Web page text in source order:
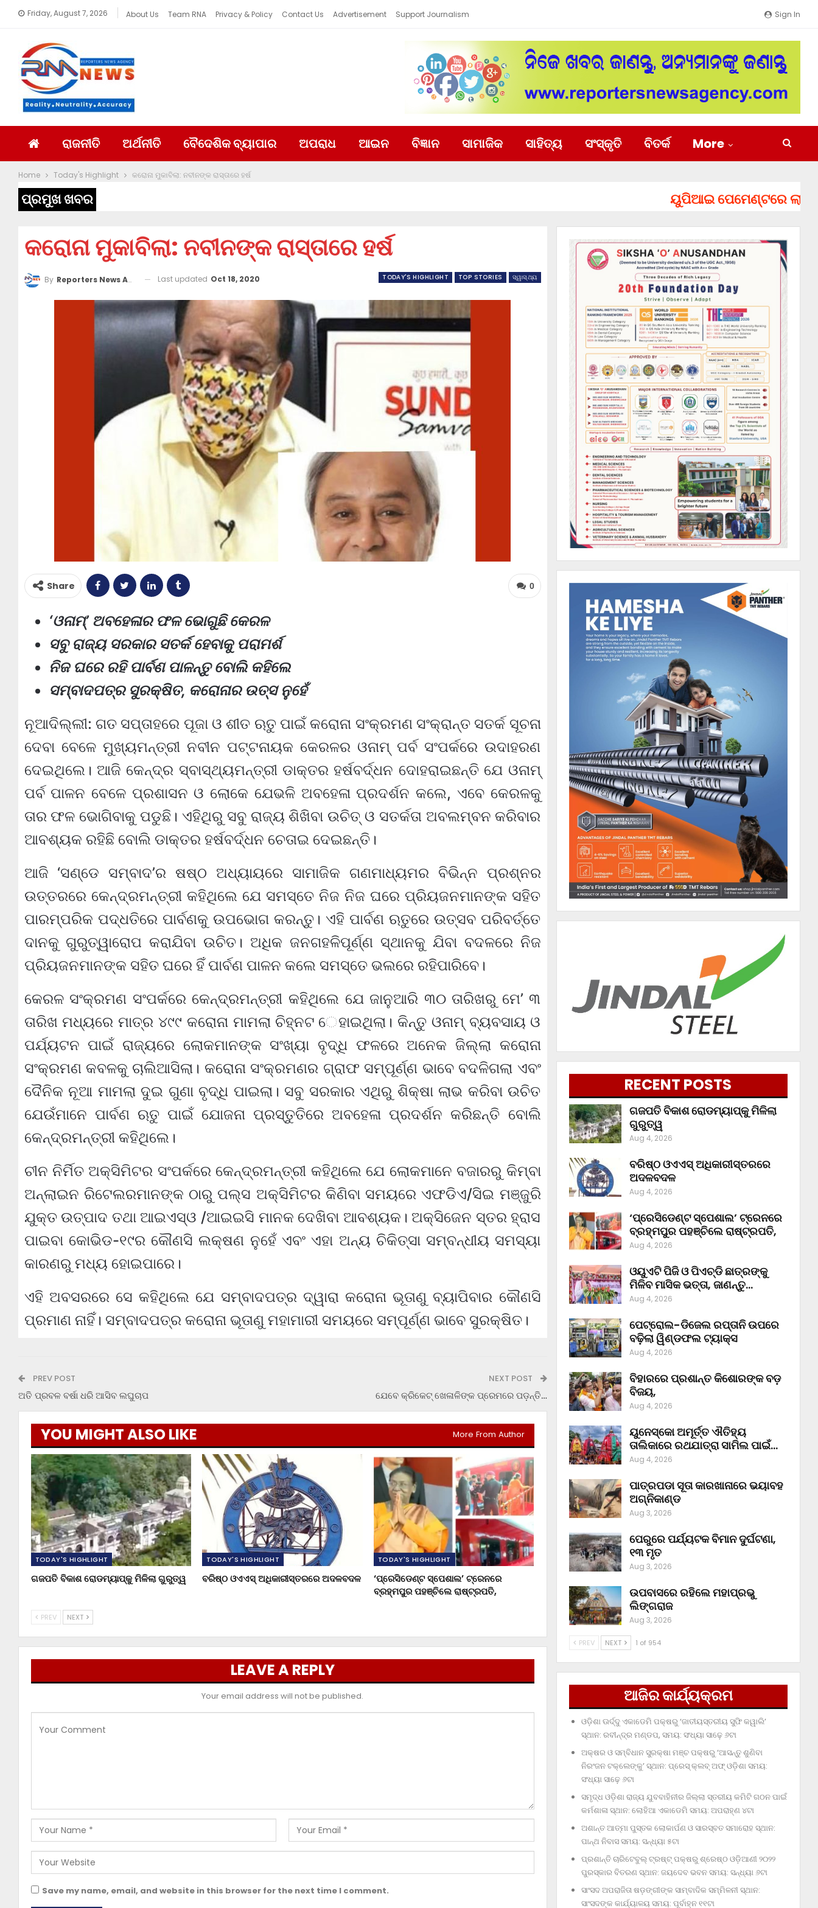
Sign In
Friday, August 7, 2026 About Us Team RNA Privacy & Policy Contact Us Advertisement Support Journalism
ରାଜନୀତି ଅର୍ଥନୀତି ବୈଦେଶିକ ବ୍ୟାପାର ଅପରାଧ ଆଇନ ବିଜ୍ଞାନ ସାମାଜିକ ସାହିତ୍ୟ ସଂସ୍କୃତି ବିତର୍କ More
Home Today's Highlight କରୋନା ମୁକାବିଲା: ନବୀନଙ୍କ ରାସ୍ତାରେ ହର୍ଷ
ପ୍ରମୁଖ ଖବର ୟୁପିଆଇ ପେମେଣ୍ଟରେ ଲାଗିପାରେ
କରୋନା ମୁକାବିଲା: ନବୀନଙ୍କ ରାସ୍ତାରେ ହର୍ଷ
TODAY'S HIGHLIGHT TOP STORIES ସ୍ୱାସ୍ଥ୍ୟ
By Reporters News Agency Last updated Oct 18, 2020
0
Share
‘ଓନାମ୍‌’ ଅବହେଳାର ଫଳ ଭୋଗୁଛି କେରଳ
ସବୁ ରାଜ୍ୟ ସରକାର ସତର୍କ ହେବାକୁ ପରାମର୍ଶ
ନିଜ ଘରେ ରହି ପାର୍ବଣ ପାଳନ୍ତୁ ବୋଲି କହିଲେ
ସମ୍ବାଦପତ୍ର ସୁରକ୍ଷିତ, କରୋନାର ଉତ୍ସ ନୁହେଁ
ନୂଆଦିଲ୍ଲୀ: ଗତ ସପ୍ତାହରେ ପୂଜା ଓ ଶୀତ ଋତୁ ପାଇଁ କରୋନା ସଂକ୍ରମଣ ସଂକ୍ରାନ୍ତ ସତର୍କ ସୂଚନା
ଦେବା ବେଳେ ମୁଖ୍ୟମନ୍ତ୍ରୀ ନବୀନ ପଟ୍ଟନାୟକ କେରଳର ଓନାମ୍ ପର୍ବ ସଂପର୍କରେ ଉଦାହରଣ
ଦେଇଥିଲେ। ଆଜି କେନ୍ଦ୍ର ସ୍ବାସ୍ଥ୍ୟମନ୍ତ୍ରୀ ଡାକ୍ତର ହର୍ଷବର୍ଦ୍ଧନ ଦୋହରାଇଛନ୍ତି ଯେ ଓନାମ୍
ପର୍ବ ପାଳନ ବେଳେ ପ୍ରଶାସନ ଓ ଲୋକେ ଯେଭଳି ଅବହେଳା ପ୍ରଦର୍ଶନ କଲେ, ଏବେ କେରଳକୁ
ତାର ଫଳ ଭୋଗିବାକୁ ପଡୁଛି। ଏହିଥିରୁ ସବୁ ରାଜ୍ୟ ଶିଖିବା ଉଚିତ୍ ଓ ସତର୍କତା ଅବଲମ୍ବନ କରିବାର
ଆବଶ୍ୟକ ରହିଛି ବୋଲି ଡାକ୍ତର ହର୍ଷବର୍ଦ୍ଧନ ଚେତାଇ ଦେଇଛନ୍ତି।
ଆଜି ‘ସଣ୍ଡେ ସମ୍ବାଦ’ର ଷଷ୍ଠ ଅଧ୍ୟାୟରେ ସାମାଜିକ ଗଣମାଧ୍ୟମର ବିଭିନ୍ନ ପ୍ରଶ୍ନର
ଉତ୍ତରରେ କେନ୍ଦ୍ରମନ୍ତ୍ରୀ କହିଥିଲେ ଯେ ସମସ୍ତେ ନିଜ ନିଜ ଘରେ ପ୍ରିୟଜନମାନଙ୍କ ସହିତ
ପାରମ୍ପରିକ ପଦ୍ଧତିରେ ପାର୍ବଣକୁ ଉପଭୋଗ କରନ୍ତୁ। ଏହି ପାର୍ବଣ ଋତୁରେ ଉତ୍ସବ ପରିବର୍ତ୍ତେ
ଦାନକୁ ଗୁରୁତ୍ୱାରୋପ କରାଯିବା ଉଚିତ। ଅଧିକ ଜନଗହଳିପୂର୍ଣ୍ଣ ସ୍ଥାନକୁ ଯିବା ବଦଳରେ ନିଜ
ପ୍ରିୟଜନମାନଙ୍କ ସହିତ ଘରେ ହିଁ ପାର୍ବଣ ପାଳନ କଲେ ସମସ୍ତେ ଭଲରେ ରହିପାରିବେ।
କେରଳ ସଂକ୍ରମଣ ସଂପର୍କରେ କେନ୍ଦ୍ରମନ୍ତ୍ରୀ କହିଥିଲେ ଯେ ଜାନୁଆରି ୩୦ ତାରିଖରୁ ମେ’ ୩
ତାରିଖ ମଧ୍ୟରେ ମାତ୍ର ୪୯୯ କରୋନା ମାମଲା ଚିହ୍ନଟ େହାଇଥିଲା। କିନ୍ତୁ ଓନାମ୍‌ ବ୍ୟବସାୟ ଓ
ପର୍ଯ୍ୟଟନ ପାଇଁ ରାଜ୍ୟରେ ଲୋକମାନଙ୍କ ସଂଖ୍ୟା ବୃଦ୍ଧି ଫଳରେ ଅନେକ ଜିଲ୍ଲା କରୋନା
ସଂକ୍ରମଣ କବଳକୁ ଚାଲିଆସିଲା। କରୋନା ସଂକ୍ରମଣର ଗ୍ରାଫ ସମ୍ପୂର୍ଣ୍ଣ ଭାବେ ବଦଳିଗଲା ଏବଂ
ଦୈନିକ ନୂଆ ମାମଲା ଦୁଇ ଗୁଣା ବୃଦ୍ଧି ପାଇଲା। ସବୁ ସରକାର ଏଥିରୁ ଶିକ୍ଷା ଲାଭ କରିବା ଉଚିତ
ଯେଉଁମାନେ ପାର୍ବଣ ଋତୁ ପାଇଁ ଯୋଜନା ପ୍ରସ୍ତୁତିରେ ଅବହେଳା ପ୍ରଦର୍ଶନ କରିଛନ୍ତି ବୋଲି
କେନ୍ଦ୍ରମନ୍ତ୍ରୀ କହିଥିଲେ।
ଚୀନ ନିର୍ମିତ ଅକ୍ସିମିଟର ସଂପର୍କରେ କେନ୍ଦ୍ରମନ୍ତ୍ରୀ କହିଥିଲେ ଯେ ଲୋକମାନେ ବଜାରରୁ କିମ୍ବା
ଅନ୍‌ଲାଇନ ରିଟେଲରମାନଙ୍କ ଠାରୁ ପଲ୍ସ ଅକ୍ସିମିଟର କିଣିବା ସମୟରେ ଏଫଡିଏ/ସିଇ ମଞ୍ଜୁରି
ଯୁକ୍ତ ଉତ୍ପାଦ ତଥା ଆଇଏସ୍‌ଓ /ଆଇଇସି ମାନକ ଦେଖିବା ଆବଶ୍ୟକ। ଅକ୍ସିଜେନ ସ୍ତର ହ୍ରାସ
ପାଇବା କୋଭିଡ-୧୯ର କୌଣସି ଲକ୍ଷଣ ନୁହେଁ ଏବଂ ଏହା ଅନ୍ୟ ଚିକିତ୍ସା ସମ୍ବନ୍ଧୀୟ ସମସ୍ୟା
କାରଣରୁ ମଧ୍ୟ ହୋଇପାରେ।
ଏହି ଅବସରରେ ସେ କହିଥିଲେ ଯେ ସମ୍ବାଦପତ୍ର ଦ୍ୱାରା କରୋନା ଭୂତାଣୁ ବ୍ୟାପିବାର କୌଣସି
ପ୍ରମାଣ ନାହିଁ। ସମ୍ବାଦପତ୍ର କରୋନା ଭୂତାଣୁ ମହାମାରୀ ସମୟରେ ସମ୍ପୂର୍ଣ୍ଣ ଭାବେ ସୁରକ୍ଷିତ।
PREV POST
ଅତି ପ୍ରବଳ ବର୍ଷା ଧରି ଆସିବ ଲଘୁଚାପ
NEXT POST
ଯେବେ କ୍ରିକେଟ୍ ଖେଳାଳିଙ୍କ ପ୍ରେମରେ ପଡ଼ନ୍ତି…
YOU MIGHT ALSO LIKE More From Author
TODAY'S HIGHLIGHT
ଗଜପତି ବିକାଶ ରୋଡମ୍ୟାପ୍‌କୁ ମିଳିଲା ଗୁରୁତ୍ୱ
TODAY'S HIGHLIGHT
ବରିଷ୍ଠ ଓଏଏସ୍‌ ଅଧିକାରୀସ୍ତରରେ ଅଦଳବଦଳ
TODAY'S HIGHLIGHT
‘ପ୍ରେସିଡେଣ୍ଟ ସ୍ପେଶାଲ’ ଟ୍ରେନରେ
ବ୍ରହ୍ମପୁର ପହଞ୍ଚିଲେ ରାଷ୍ଟ୍ରପତି,
PREV NEXT
LEAVE A REPLY
Your email address will not be published.
Save my name, email, and website in this browser for the next time I comment.
RECENT POSTS
ଗଜପତି ବିକାଶ ରୋଡମ୍ୟାପ୍‌କୁ ମିଳିଲା
ଗୁରୁତ୍ୱ
Aug 4, 2026
ବରିଷ୍ଠ ଓଏଏସ୍‌ ଅଧିକାରୀସ୍ତରରେ
ଅଦଳବଦଳ
Aug 4, 2026
‘ପ୍ରେସିଡେଣ୍ଟ ସ୍ପେଶାଲ’ ଟ୍ରେନରେ
ବ୍ରହ୍ମପୁର ପହଞ୍ଚିଲେ ରାଷ୍ଟ୍ରପତି,
Aug 4, 2026
ଓୟୁଏଟି ପିଜି ଓ ପିଏଚ୍‌ଡି ଛାତ୍ରଙ୍କୁ
ମିଳିବ ମାସିକ ଭତ୍ତା, ଜାଣନ୍ତୁ…
Aug 4, 2026
ପେଟ୍ରୋଲ-ଡିଜେଲ ରପ୍ତାନି ଉପରେ
ବଢ଼ିଲା ୱିଣ୍ଡଫଲ ଟ୍ୟାକ୍ସ
Aug 4, 2026
ବିହାରରେ ପ୍ରଶାନ୍ତ କିଶୋରଙ୍କ ବଡ଼
ବିଜୟ,
Aug 4, 2026
ୟୁନେସ୍କୋ ଅମୂର୍ତ୍ତ ଐତିହ୍ୟ
ତାଲିକାରେ ରଥଯାତ୍ରା ସାମିଲ ପାଇଁ…
Aug 4, 2026
ପାତ୍ରପଡା ସୂତା କାରଖାନାରେ ଭୟାବହ
ଅଗ୍ନିକାଣ୍ଡ
Aug 3, 2026
ପେରୁରେ ପର୍ଯ୍ୟଟକ ବିମାନ ଦୁର୍ଘଟଣା,
୧୩ ମୃତ
Aug 3, 2026
ଉପବାସରେ ରହିଲେ ମହାପ୍ରଭୁ
ଲିଙ୍ଗରାଜ
Aug 3, 2026
PREV NEXT 1 of 954
ଆଜିର କାର୍ଯ୍ୟକ୍ରମ
ଓଡ଼ିଶା ଊର୍ଦ୍ଦୁ ଏକାଡେମି ପକ୍ଷରୁ ‘ଜାତୀୟସ୍ତରୀୟ ସୁଫି କୱାଲି’
ସ୍ଥାନ: ରବୀନ୍ଦ୍ର ମଣ୍ଡପ, ସମୟ: ସଂଧ୍ୟା ସାଢ଼େ ୬ଟା
ଅକ୍ଷର ଓ ସମ୍ବିଧାନ ସୁରକ୍ଷା ମଞ୍ଚ ପକ୍ଷରୁ ‘ଆସନ୍ତୁ ଶୁଣିବା
ନିରଂଜନ ଟକ୍‌ଲେଙ୍କୁ’ ସ୍ଥାନ: ପ୍ରେସ୍‌ କ୍ଲବ୍‌ ଅଫ୍‌ ଓଡ଼ିଶା ସମୟ:
ସଂଧ୍ୟା ସାଢ଼େ ୬ଟା
ସମୃଦ୍ଧ ଓଡ଼ିଶା ରାଜ୍ୟ ଯୁବବାହିନୀର ଜିଲ୍ଲା ସ୍ତରୀୟ କମିଟି ଗଠନ ପାଇଁ
କର୍ମଶାଳା ସ୍ଥାନ: ଲୋହିଆ ଏକାଡେମି ସମୟ: ଅପରାହ୍‌ଣ ୪ଟା
ଅଶାନ୍ତ ଆତ୍ମା ପୁସ୍ତକ ଲୋକାର୍ପଣ ଓ ସାରସ୍ବତ ସମାରୋହ ସ୍ଥାନ:
ପାନ୍ଥ ନିବାସ ସମୟ: ସନ୍ଧ୍ୟା ୫ଟା
ପ୍ରଶାନ୍ତି ଚାରିଟେବୁଲ୍‌ ଟ୍ରଷ୍ଟ୍‌ ପକ୍ଷରୁ ଶ୍ରେଷ୍ଠ ଓଡ଼ିଆଣୀ ୨୦୨୨
ପୁରସ୍କାର ବିତରଣ ସ୍ଥାନ: ଜୟଦେବ ଭବନ ସମୟ: ସନ୍ଧ୍ୟା ୬ଟା
ସାଂସଦ ଅପରାଜିତା ଷଡ଼ଙ୍ଗୀଙ୍କ ସାମ୍ବାଦିକ ସମ୍ମିଳନୀ ସ୍ଥାନ:
ସାଂସଦଙ୍କ କାର୍ଯ୍ୟାଳୟ ସମୟ: ପୂର୍ବାହ୍ନ ୧୧ଟା